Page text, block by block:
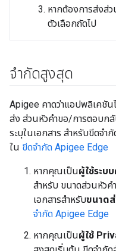
หากต้องการส่งส่
ตัวเลือกถัดไป
จำกัดสูงสุด
Apigee คาดว่าแอปพลิเคชัน
ส่ง ส่วนหัวคำขอ/การตอบก
ระบุในเอกสาร สำหรับขีดจ
ใน ขีดจำกัด Apigee Edge
หากคุณเป็นผู้ใช้ระบ
สำหรับ ขนาดส่วนหัวค
เอกสารสำหรับขนาด
จำกัด Apigee Edge
หากคุณเป็นผู้ใช้